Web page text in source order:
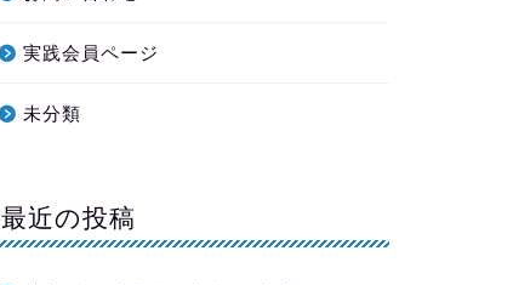
実践会員ページ
未分類
最近の投稿